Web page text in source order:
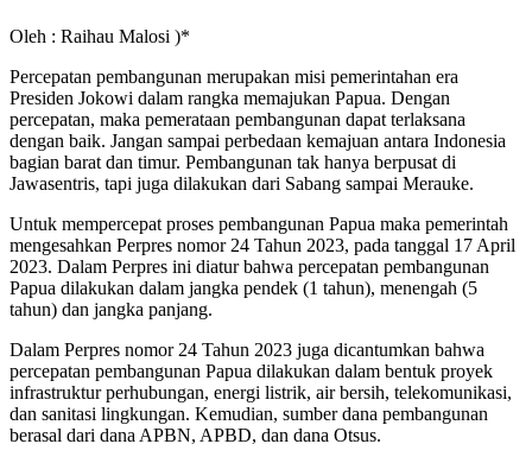
Oleh : Raihau Malosi )*
Percepatan pembangunan merupakan misi pemerintahan era
Presiden Jokowi dalam rangka memajukan Papua. Dengan
percepatan, maka pemerataan pembangunan dapat terlaksana
dengan baik. Jangan sampai perbedaan kemajuan antara Indonesia
bagian barat dan timur. Pembangunan tak hanya berpusat di
Jawasentris, tapi juga dilakukan dari Sabang sampai Merauke.
Untuk mempercepat proses pembangunan Papua maka pemerintah
mengesahkan Perpres nomor 24 Tahun 2023, pada tanggal 17 April
2023. Dalam Perpres ini diatur bahwa percepatan pembangunan
Papua dilakukan dalam jangka pendek (1 tahun), menengah (5
tahun) dan jangka panjang.
Dalam Perpres nomor 24 Tahun 2023 juga dicantumkan bahwa
percepatan pembangunan Papua dilakukan dalam bentuk proyek
infrastruktur perhubungan, energi listrik, air bersih, telekomunikasi,
dan sanitasi lingkungan. Kemudian, sumber dana pembangunan
berasal dari dana APBN, APBD, dan dana Otsus.